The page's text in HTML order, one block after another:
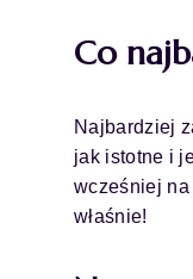
Co
Najbardziej
jak istotne i
wcześniej na
właśnie!